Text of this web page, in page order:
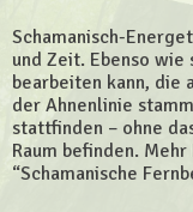
Schamanisch-
und Zeit. Ebenso wie
bearbeiten kann, die
der Ahnenlinie
stattfinden – ohne
Raum befinden.
“Schamanische